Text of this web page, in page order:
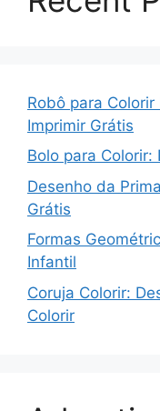
Robô para
Imprimir Grátis
Bolo para Colorir:
Desenho da
Grátis
Formas
Infantil
Coruja Colorir:
Colorir